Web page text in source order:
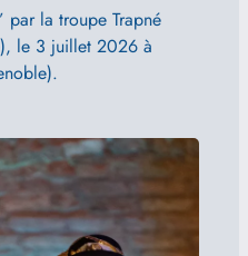
par la troupe Trapné
le 3 juillet 2026 à